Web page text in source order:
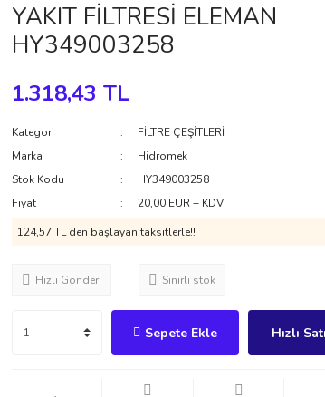
YAKIT FİLTRESİ ELEMAN
HY349003258
1.318,43 TL
Kategori
FİLTRE ÇEŞİTLERİ
Marka
Hidromek
Stok Kodu
HY349003258
Fiyat
20,00 EUR + KDV
124,57 TL den başlayan taksitlerle!!
Hızlı Gönderi Sınırlı stok
Sepete Ekle Hızlı